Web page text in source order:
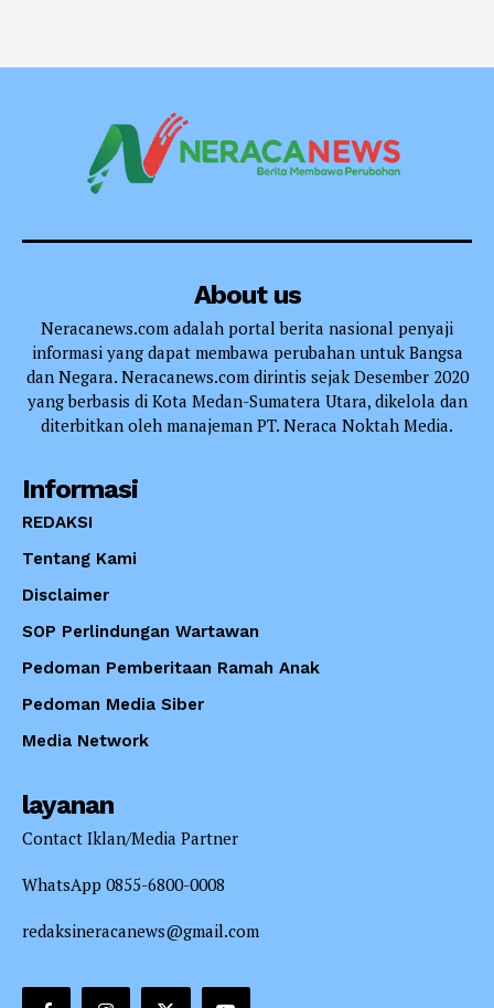
About us
Neracanews.com adalah portal berita nasional penyaji
informasi yang dapat membawa perubahan untuk Bangsa
dan Negara. Neracanews.com dirintis sejak Desember 2020
yang berbasis di Kota Medan-Sumatera Utara, dikelola dan
diterbitkan oleh manajeman PT. Neraca Noktah Media.
Informasi
REDAKSI
Tentang Kami
Disclaimer
SOP Perlindungan Wartawan
Pedoman Pemberitaan Ramah Anak
Pedoman Media Siber
Media Network
layanan
Contact Iklan/Media Partner
WhatsApp 0855-6800-0008
redaksineracanews@gmail.com